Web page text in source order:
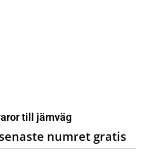
till järnväg
numret gratis